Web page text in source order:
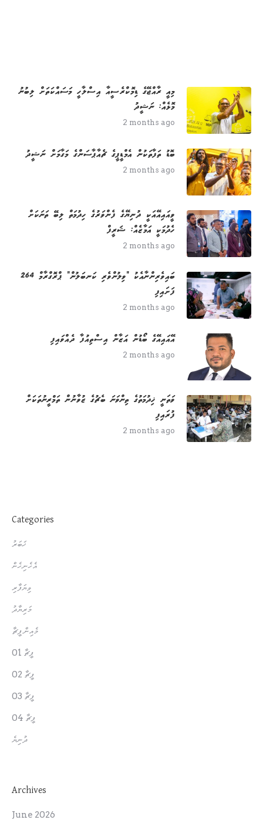
މިއީ ރާއްޖޭގެ ޑިމޮކްރެސީއާ އިސްލާހީ މަސައްކަތަށް ލިބުނު
މޮޅެއް: ނަޝީދު
2 months ago
ބޮޑު ތަފާތަކުން އެމްޑީޕީގެ ޗެއާޕާސަންގެ މަގާމަށް ނަޝީދު
2 months ago
ވީއައިއޭއަކީ ދުނިޔޭގެ ފެންވަރުގެ ހިދުމަތް ލިބޭ ތަނަކަށް
ހެދުމަކީ އަމާޒެއް: ޝަރީފް
2 months ago
264 ބައިވެރިންނާއެކު "ވިލުންވެރި ކަނބަލުން" ޕްރޮގްރާމް
ފަށައިފި
2 months ago
އޭއައިއޭގެ ބޯޑުން އަޒާން އިސްތިއުފާ ދެއްވައިފި
2 months ago
ވަތަނީ ޚިދުމަތުގެ ތިންވަނަ ބެޗުގެ ޒުވާނުން ތަމްރީނުތަކަށް
ފުރައިފި
2 months ago
Categories
ޚަބަރު
އެހެނިހެން
ވިޔަފާރި
މަރިޔާދު
މެއިން ފީޗާ
ފީޗާ 01
ފީޗާ 02
ފީޗާ 03
ފީޗާ 04
ދުނިޔެ
Archives
June 2026